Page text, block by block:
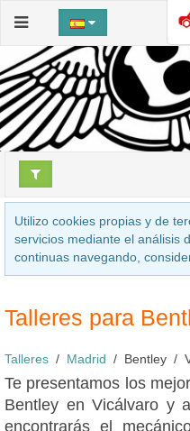
Utilizo cookies propias y de
servicios mediante el análisis
continuas navegando,
Talleres para
Talleres Madrid Bentley
Te presentamos los
Bentley en Vicálvaro y
encontrarás el